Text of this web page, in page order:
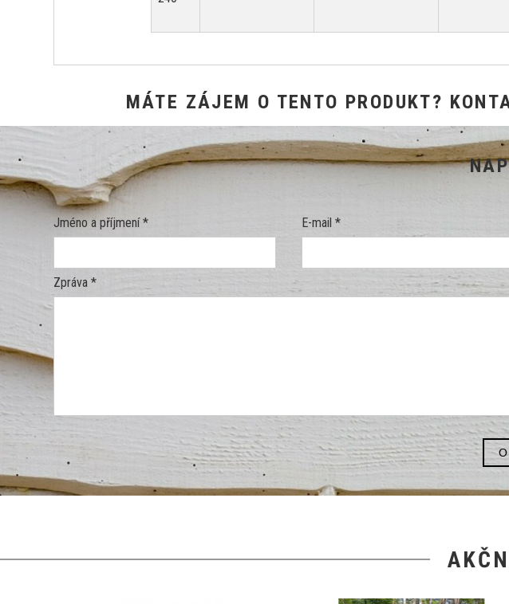
MÁTE ZÁJEM O TENTO PRODUKT?
Jméno a příjmení * E-mail *
Zpráva *